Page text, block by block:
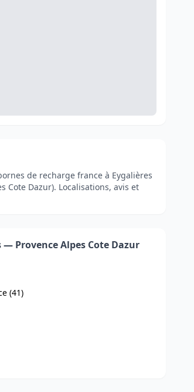
de recharge france à Eygalières
Cote Dazur). Localisations, avis et
Provence Alpes Cote Dazur
(41)